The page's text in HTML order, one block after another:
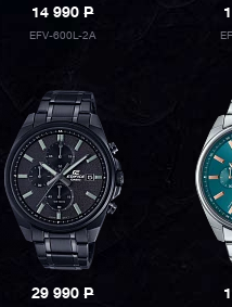
14 990P
EFV-600L-2A
29 990P